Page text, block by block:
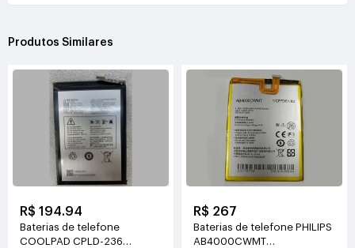
Produtos Similares
R$ 194.94
Baterias de telefone
COOLPAD CPLD-236
R$ 267
Baterias de telefone PHILIPS
AB4000CWMT